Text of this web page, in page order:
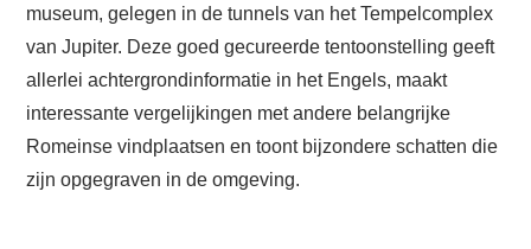
museum, gelegen in de tunnels van het Tempelcomplex
van Jupiter. Deze goed gecureerde tentoonstelling geeft
allerlei achtergrondinformatie in het Engels, maakt
interessante vergelijkingen met andere belangrijke
Romeinse vindplaatsen en toont bijzondere schatten die
zijn opgegraven in de omgeving.